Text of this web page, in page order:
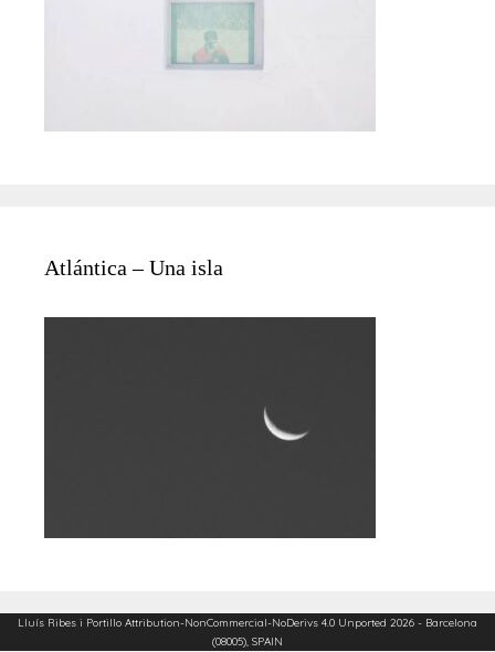
Atlántica – Una isla
Lluís Ribes i Portillo Attribution-NonCommercial-NoDerivs 4.0 Unported 2026 - Barcelona
(08005), SPAIN